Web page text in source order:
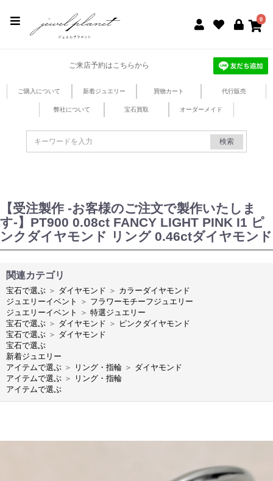
0
ご来店予約はこちらから
ご購入について 新着ジュエリー 買物カート 代行販売
弊社について 宝石買取 オーダーメイド
検索
【受注製作 -お客様のご注文で製作いたしま
す-】PT900 0.08ct FANCY LIGHT PINK I1 ピ
ンクダイヤモンド リング 0.46ctダイヤモンド
関連カテゴリ
宝石で選ぶ ＞ ダイヤモンド ＞ カラーダイヤモンド
ジュエリーイベント
＞ フラワーモチーフジュエリー
ジュエリーイベント
＞ 特選ジュエリー
宝石で選ぶ ＞ ダイヤモンド ＞ ピンクダイヤモンド
宝石で選ぶ ＞ ダイヤモンド
宝石で選ぶ
新着ジュエリー
アイテムで選ぶ ＞ リング・指輪 ＞ ダイヤモンド
アイテムで選ぶ ＞
リング・指輪
アイテムで選ぶ